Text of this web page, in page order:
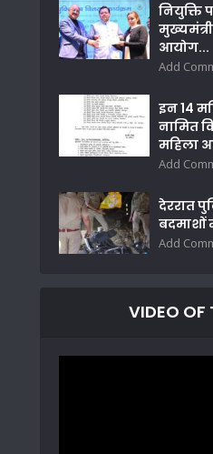
नियुक्ति
आयोग...
Add
इन 14
नामित
महिला
Add
देररात
Add
VIDEO OF